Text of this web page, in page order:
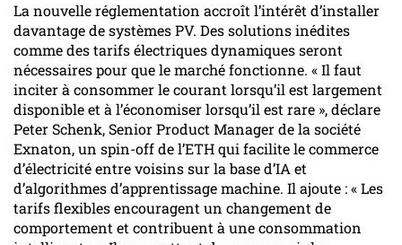
La nouvelle réglementation accroît l’intérêt d’installer
davantage de systèmes PV. Des solutions inédites
comme des tarifs électriques dynamiques seront
nécessaires pour que le marché fonctionne. « Il faut
inciter à consommer le courant lorsqu’il est largement
disponible et à l’économiser lorsqu’il est rare », déclare
Peter Schenk, Senior Product Manager de la société
Exnaton, un spin-off de l’ETH qui facilite le commerce
d’électricité entre voisins sur la base d’IA et
d’algorithmes d’apprentissage machine. Il ajoute : « Les
tarifs flexibles encouragent un changement de
comportement et contribuent à une consommation